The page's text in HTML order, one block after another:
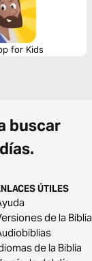
for Kids
buscar
ÚTILES
de la Biblia
de la Biblia